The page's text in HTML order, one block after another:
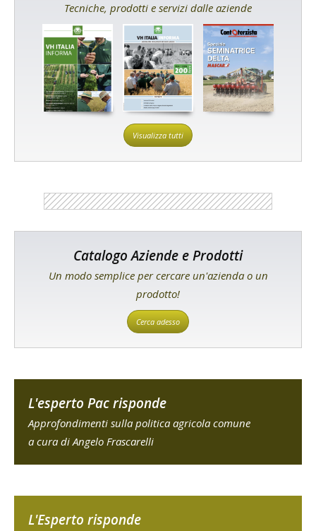
Tecniche, prodotti e servizi dalle aziende
Visualizza tutti
Catalogo Aziende e Prodotti
Un modo semplice per cercare un'azienda o un
prodotto!
Cerca adesso
L'esperto Pac risponde
Approfondimenti sulla politica agricola comune
a cura di Angelo Frascarelli
L'Esperto risponde